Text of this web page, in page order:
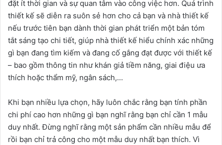
đặt ít thời gian và sự quan tâm vào công việc hơn. Quá trình
thiết kế sẽ diễn ra suôn sẻ hơn cho cả bạn và nhà thiết kế
nếu trước tiên bạn dành thời gian phát triển một bản tóm
tắt sáng tạo chi tiết, giúp nhà thiết kế hiểu chính xác những
gì bạn đang tìm kiếm và đang cố gắng đạt được với thiết kế
– bao gồm thông tin như khán giả tiềm năng, giai điệu ưa
thích hoặc thẩm mỹ, ngân sách,…
Khi bạn nhiều lựa chọn, hãy luôn chắc rằng bạn tính phần
chi phí cao hơn những gì bạn nghĩ rằng bạn chỉ cần 1 mẫu
duy nhất. Đừng nghĩ rằng một sản phẩm cần nhiều mẫu để
rồi bạn chỉ trả công cho một mẫu duy nhất bạn thích. Vì